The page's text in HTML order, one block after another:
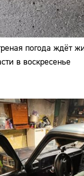
погода ждёт
в воскресенье